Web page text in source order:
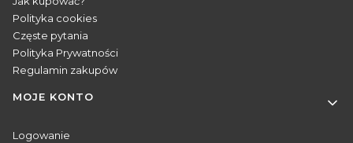
Polityka cookies
Częste pytania
Polityka Prywatności
Regulamin zakupów
MOJE KONTO
Logowanie